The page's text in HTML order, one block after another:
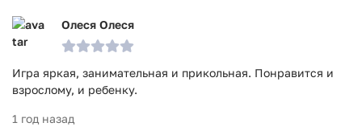
Олеся Олеся
Игра яркая, занимательная и прикольная. Понравится и
взрослому, и ребенку.
1 год назад